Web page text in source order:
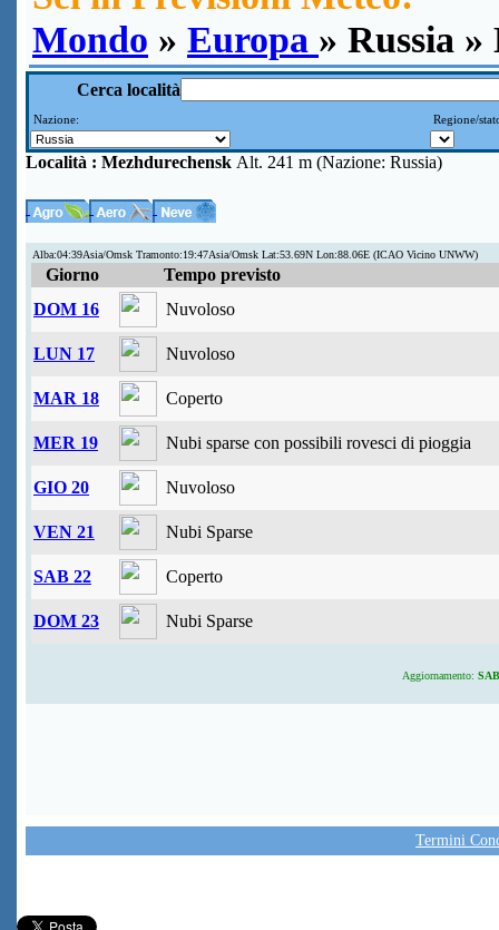
Mondo » Europa » Russia
Cerca località
Nazione: Regione/
Località : Mezhdurechensk Alt. 241 m (Nazione: Russia)
Alba:04:39Asia/Omsk Tramonto:19:47Asia/Omsk Lat:53.69N Lon:88.06E (ICAO Vicino UNWW)
Giorno
Tempo previsto
DOM 16
Nuvoloso
LUN 17 Nuvoloso
MAR 18 Coperto
MER 19 Nubi sparse con possibili rovesci di pioggia
GIO 20 Nuvoloso
VEN 21 Nubi Sparse
SAB 22 Coperto
DOM 23 Nubi Sparse
Aggiornamento:
Termini